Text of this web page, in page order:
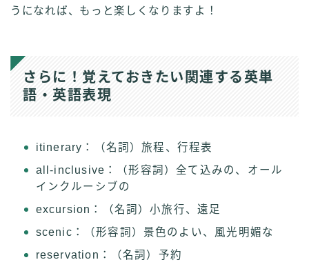
うになれば、もっと楽しくなりますよ！
さらに！覚えておきたい関連する英単
語・英語表現
itinerary：（名詞）旅程、行程表
all-inclusive：（形容詞）全て込みの、オール
インクルーシブの
excursion：（名詞）小旅行、遠足
scenic：（形容詞）景色のよい、風光明媚な
reservation：（名詞）予約